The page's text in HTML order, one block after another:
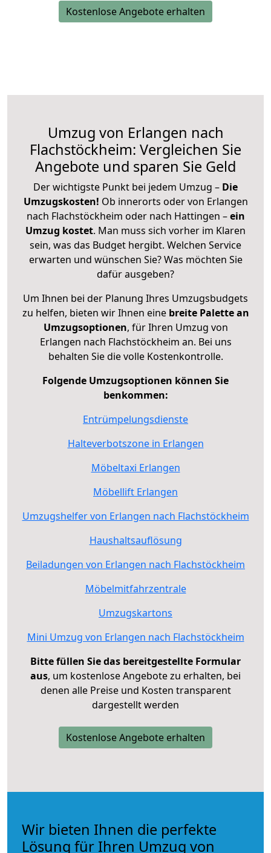
Kostenlose Angebote erhalten
Umzug von Erlangen nach
Flachstöckheim: Vergleichen Sie
Angebote und sparen Sie Geld
Der wichtigste Punkt bei jedem Umzug – Die
Umzugskosten! Ob innerorts oder von Erlangen
nach Flachstöckheim oder nach Hattingen –ein
Umzug kostet. Man muss sich vorher im Klaren
sein, was das Budget hergibt. Welchen Service
erwarten und wünschen Sie? Was möchten Sie
dafür ausgeben?
Um Ihnen bei der Planung Ihres Umzugsbudgets
zu helfen, bieten wir Ihnen eine breite Palette an
Umzugsoptionen, für Ihren Umzug von
Erlangen nach Flachstöckheim an. Bei uns
behalten Sie die volle Kostenkontrolle.
Folgende Umzugsoptionen können Sie
benkommen:
Entrümpelungsdienste
Halteverbotszone in Erlangen
Möbeltaxi Erlangen
Möbellift Erlangen
Umzugshelfer von Erlangen nach Flachstöckheim
Haushaltsauflösung
Beiladungen von Erlangen nach Flachstöckheim
Möbelmitfahrzentrale
Umzugskartons
Mini Umzug von Erlangen nach Flachstöckheim
Bitte füllen Sie das bereitgestellte Formular
aus, um kostenlose Angebote zu erhalten, bei
denen alle Preise und Kosten transparent
dargestellt werden
Kostenlose Angebote erhalten
Wir bieten Ihnen die perfekte
Lösung für Ihren Umzug von